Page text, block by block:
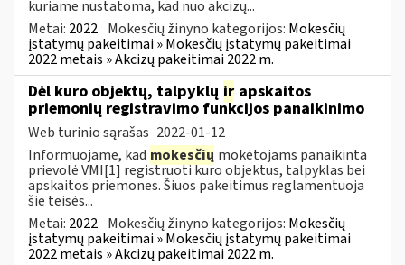
kuriame nustatoma, kad nuo akcizų...
Metai: 2022 Mokesčių žinyno kategorijos: Mokesčių
įstatymų pakeitimai » Mokesčių įstatymų pakeitimai
2022 metais » Akcizų pakeitimai 2022 m.
Dėl kuro objektų, talpyklų ir apskaitos
priemonių registravimo funkcijos panaikinimo
Web turinio sąrašas 2022-01-12
Informuojame, kad mokesčių mokėtojams panaikinta
prievolė VMI[1] registruoti kuro objektus, talpyklas bei
apskaitos priemones. Šiuos pakeitimus reglamentuoja
šie teisės...
Metai: 2022 Mokesčių žinyno kategorijos: Mokesčių
įstatymų pakeitimai » Mokesčių įstatymų pakeitimai
2022 metais » Akcizų pakeitimai 2022 m.